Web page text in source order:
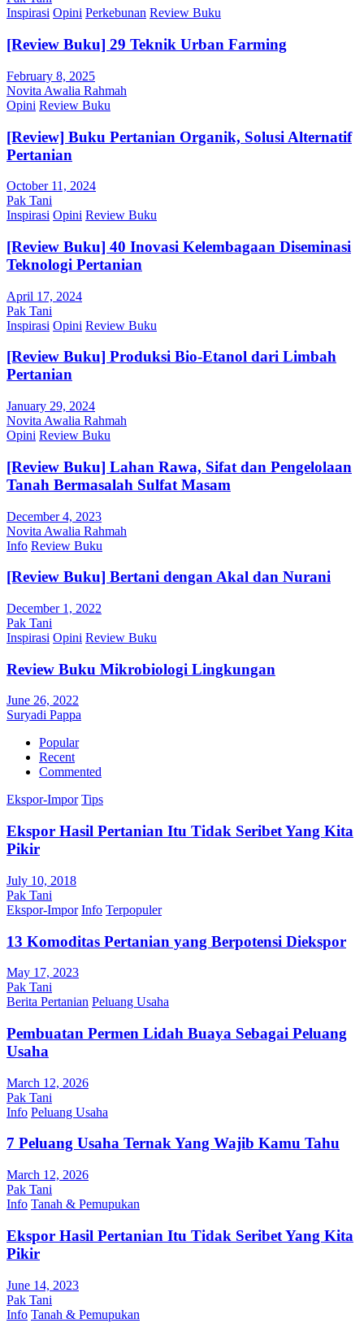
Inspirasi Opini Perkebunan Review Buku
[Review Buku] 29 Teknik Urban Farming
February 8, 2025
Novita Awalia Rahmah
Opini Review Buku
[Review] Buku Pertanian Organik, Solusi Alternatif
Pertanian
October 11, 2024
Pak Tani
Inspirasi Opini Review Buku
[Review Buku] 40 Inovasi Kelembagaan Diseminasi
Teknologi Pertanian
April 17, 2024
Pak Tani
Inspirasi Opini Review Buku
[Review Buku] Produksi Bio-Etanol dari Limbah
Pertanian
January 29, 2024
Novita Awalia Rahmah
Opini Review Buku
[Review Buku] Lahan Rawa, Sifat dan Pengelolaan
Tanah Bermasalah Sulfat Masam
December 4, 2023
Novita Awalia Rahmah
Info Review Buku
[Review Buku] Bertani dengan Akal dan Nurani
December 1, 2022
Pak Tani
Inspirasi Opini Review Buku
Review Buku Mikrobiologi Lingkungan
June 26, 2022
Suryadi Pappa
Popular
Recent
Commented
Ekspor-Impor Tips
Ekspor Hasil Pertanian Itu Tidak Seribet Yang Kita
Pikir
July 10, 2018
Pak Tani
Ekspor-Impor Info Terpopuler
13 Komoditas Pertanian yang Berpotensi Diekspor
May 17, 2023
Pak Tani
Berita Pertanian Peluang Usaha
Pembuatan Permen Lidah Buaya Sebagai Peluang
Usaha
March 12, 2026
Pak Tani
Info Peluang Usaha
7 Peluang Usaha Ternak Yang Wajib Kamu Tahu
March 12, 2026
Pak Tani
Info Tanah & Pemupukan
Ekspor Hasil Pertanian Itu Tidak Seribet Yang Kita
Pikir
June 14, 2023
Pak Tani
Info Tanah & Pemupukan